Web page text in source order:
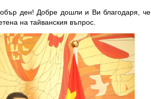
ден! Добре дошли и Ви благодаря, че
на тайванския въпрос.